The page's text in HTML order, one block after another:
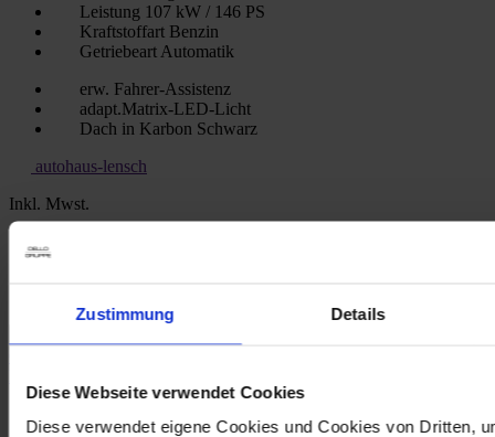
Zustimmung Details
Diese Webseite verwendet Cookies
Diese verwendet eigene Cookies und Cookies von Dritten,
Leistung 107 kW / 146 PS
Kraftstoffart Benzin
Getriebeart Automatik
erw. Fahrer-Assistenz
adapt.Matrix-LED-Licht
Dach in Karbon Schwarz
autohaus-lensch
Inkl. Mwst.